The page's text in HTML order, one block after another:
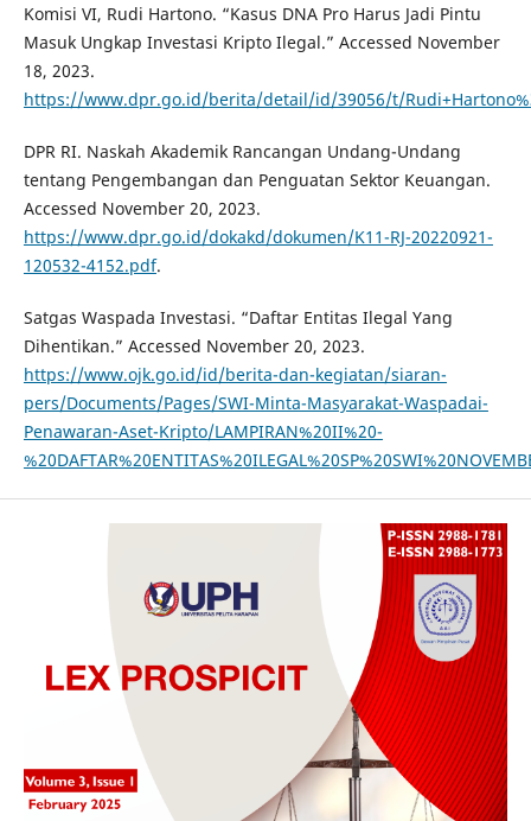
Komisi VI, Rudi Hartono. “Kasus DNA Pro Harus Jadi Pintu
Masuk Ungkap Investasi Kripto Ilegal.” Accessed November
18, 2023.
https://www.dpr.go.id/berita/detail/id/39056/t/
DPR RI. Naskah Akademik Rancangan Undang-Undang
tentang Pengembangan dan Penguatan Sektor Keuangan.
Accessed November 20, 2023.
https://www.dpr.go.id/dokakd/dokumen/K11-RJ-20220921-
120532-4152.pdf.
Satgas Waspada Investasi. “Daftar Entitas Ilegal Yang
Dihentikan.” Accessed November 20, 2023.
https://www.ojk.go.id/id/berita-dan-kegiatan/siaran-
pers/Documents/Pages/SWI-Minta-Masyarakat-Waspadai-
Penawaran-Aset-Kripto/LAMPIRAN%20II%20-